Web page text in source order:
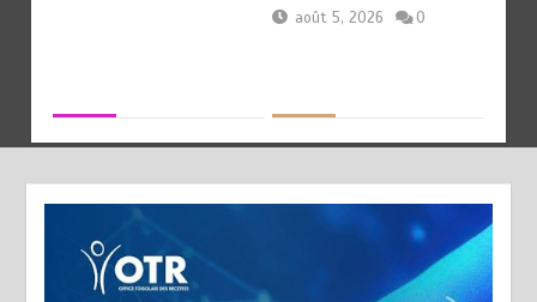
août 5, 2026 0